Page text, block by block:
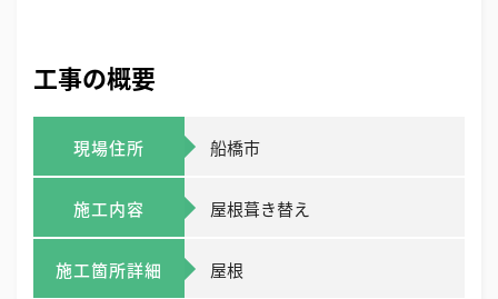
工事の概要
現場住所 船橋市
施工内容 屋根葺き替え
施工箇所詳細 屋根